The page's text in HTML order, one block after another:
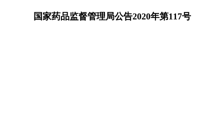
国家药品监督管理局公告2020年第117号